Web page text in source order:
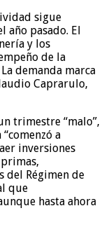
sigue
año pasado. El
y los
de la
demanda marca
Caprarulo,
trimestre “malo”,
a
inversiones
del Régimen de
que
hasta ahora